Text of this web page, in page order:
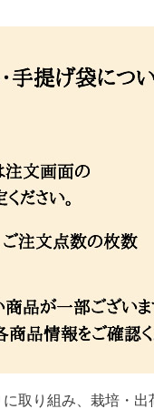
取り組み、栽培・出